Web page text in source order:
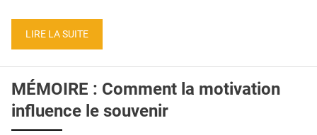
LIRE LA SUITE
MÉMOIRE : Comment la motivation
influence le souvenir